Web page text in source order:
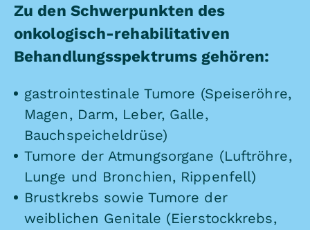
Zu den Schwerpunkten des
onkologisch-rehabilitativen
Behandlungsspektrums gehören:
gastrointestinale Tumore (Speiseröhre,
Magen, Darm, Leber, Galle,
Bauchspeicheldrüse)
Tumore der Atmungsorgane (Luftröhre,
Lunge und Bronchien, Rippenfell)
Brustkrebs sowie Tumore der
weiblichen Genitale (Eierstockkrebs,